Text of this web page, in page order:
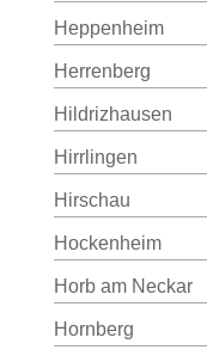
Heppenheim
Herrenberg
Hildrizhausen
Hirrlingen
Hirschau
Hockenheim
Horb am Neckar
Hornberg